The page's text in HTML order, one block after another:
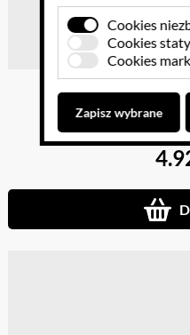
Cookies
Cookies
Cookies
Zapisz wybrane